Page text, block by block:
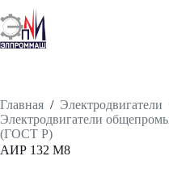
Перейти
к
сути
Главная / Электродвигатели
Электродвигатели
(ГОСТ Р)
АИР 132 М8